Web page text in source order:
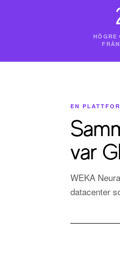
HÖGRE
EN
var
WEKA
datacenter